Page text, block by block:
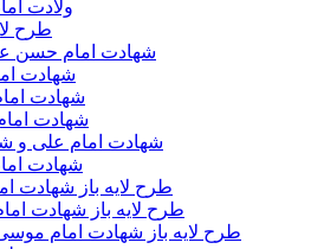
ولادت
طرح
شهادت امام حسن
شهادت
شهادت
شهادت
شهادت امام علی و
شهادت
طرح لایه باز شهادت
طرح لایه باز شهادت
طرح لایه باز شهادت امام